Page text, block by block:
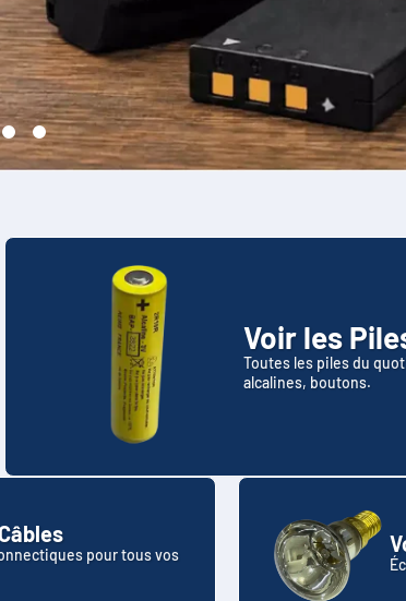
Voir les
Toutes les piles du
alcalines, boutons.
pour tous vos